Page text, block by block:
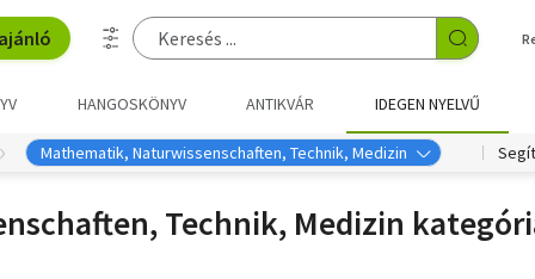
HANGOSKÖNYV ANTIKVÁR IDEGEN NYELVŰ
Mathematik, Naturwissenschaften, Technik, Medizin
Technik, Medizin